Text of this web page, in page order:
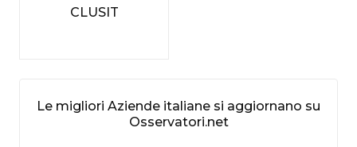
Le migliori Aziende italiane si aggiornano su
Osservatori.net
CLUSIT